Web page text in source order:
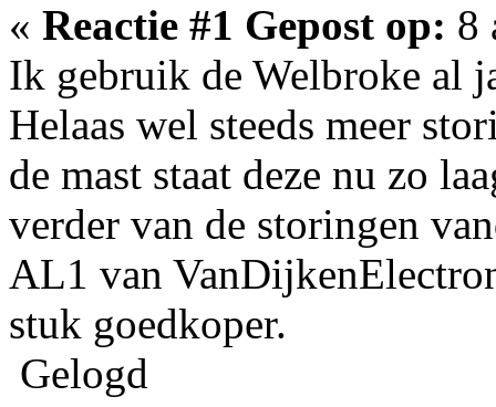
« Reactie #1 Gepost op: 8
Ik gebruik de Welbroke al
Helaas wel steeds meer
de mast staat deze nu zo
verder van de storingen
AL1 van
stuk goedkoper.
Gelogd